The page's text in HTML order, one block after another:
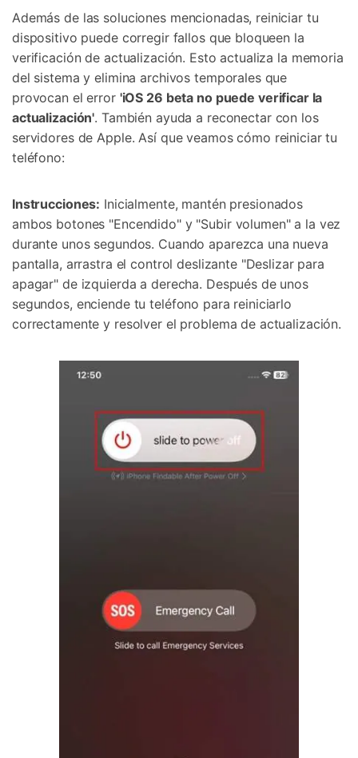
Además de las soluciones mencionadas, reiniciar tu
dispositivo puede corregir fallos que bloqueen la
verificación de actualización. Esto actualiza la memoria
del sistema y elimina archivos temporales que
provocan el error 'iOS 26 beta no puede verificar la
actualización'. También ayuda a reconectar con los
servidores de Apple. Así que veamos cómo reiniciar tu
teléfono:
Instrucciones: Inicialmente, mantén presionados
ambos botones "Encendido" y "Subir volumen" a la vez
durante unos segundos. Cuando aparezca una nueva
pantalla, arrastra el control deslizante "Deslizar para
apagar" de izquierda a derecha. Después de unos
segundos, enciende tu teléfono para reiniciarlo
correctamente y resolver el problema de actualización.